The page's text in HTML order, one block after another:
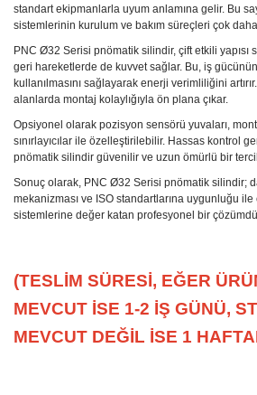
standart ekipmanlarla uyum anlamına gelir. Bu
sistemlerinin kurulum ve bakım süreçleri çok
PNC Ø32 Serisi pnömatik silindir, çift etkili yapısı
geri hareketlerde de kuvvet sağlar. Bu, iş
kullanılmasını sağlayarak enerji verimliliğini
alanlarda montaj kolaylığıyla ön plana çıkar.
Opsiyonel olarak pozisyon sensörü yuvaları,
sınırlayıcılar ile özelleştirilebilir. Hassas kontrol
pnömatik silindir güvenilir ve uzun ömürlü bir
Sonuç olarak, PNC Ø32 Serisi pnömatik silindir;
mekanizması ve ISO standartlarına uygunluğu
sistemlerine değer katan profesyonel bir
(TESLİM SÜRESİ, EĞER
MEVCUT İSE 1-2 İŞ GÜNÜ,
MEVCUT DEĞİL İSE 1